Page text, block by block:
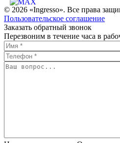
© 2026 «Ingresso». Все права
Пользовательское соглашение
Заказать обратный звонок
Перезвоним в течение часа в